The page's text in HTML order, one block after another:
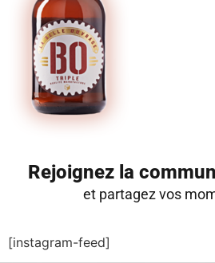
Rejoignez la
et partagez vos
[instagram-feed]